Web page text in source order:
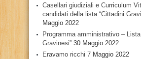
Casellari giudiziali e Curriculum
candidati della lista “Cittadini
Maggio 2022
Programma amministrativo – Lista
Gravinesi” 30 Maggio 2022
Eravamo ricchi 7 Maggio 2022